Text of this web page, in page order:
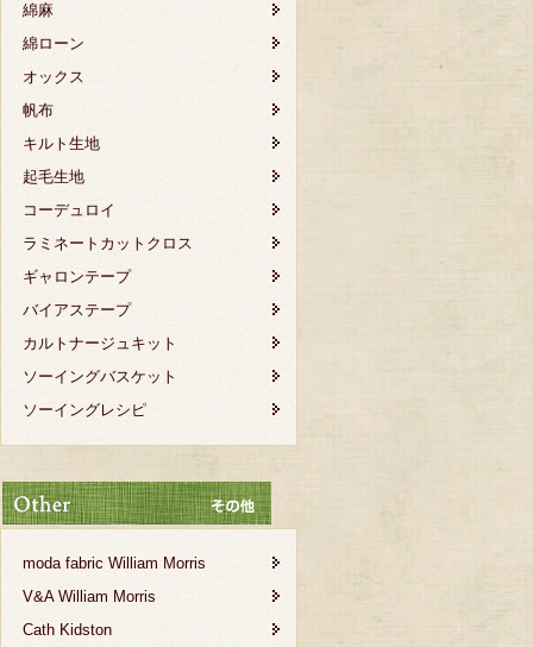
綿麻
綿ローン
オックス
帆布
キルト生地
起毛生地
コーデュロイ
ラミネートカットクロス
ギャロンテープ
バイアステープ
カルトナージュキット
ソーイングバスケット
ソーイングレシピ
moda fabric William Morris
V&A William Morris
Cath Kidston